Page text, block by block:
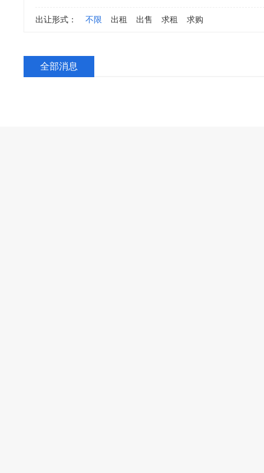
出让形式： 不限 出租 出售 求租 求购
全部消息